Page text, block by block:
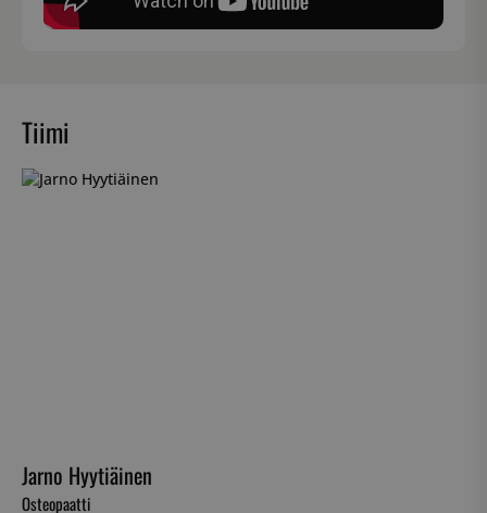
Tiimi
Jarno Hyytiäinen
Osteopaatti